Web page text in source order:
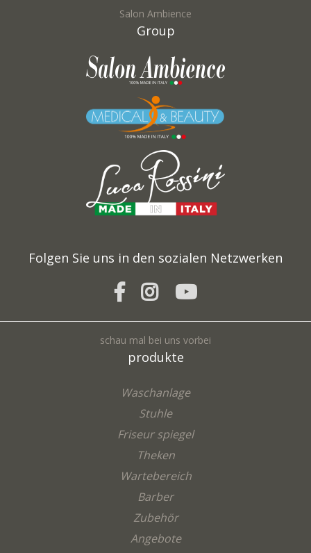
Pflichtfelder sind mit * gekennzeichnet
Ich stimme der Verarbeitung meiner personenbezogenen Daten zu und bestätige,
dass ich die Datenschutzerklärung gelesen habe
Salon Ambience
Group
Folgen Sie uns in den sozialen Netzwerken
schau mal bei uns vorbei
produkte
Waschanlage
Stuhle
Friseur spiegel
Theken
Wartebereich
Barber
Zubehör
Angebote